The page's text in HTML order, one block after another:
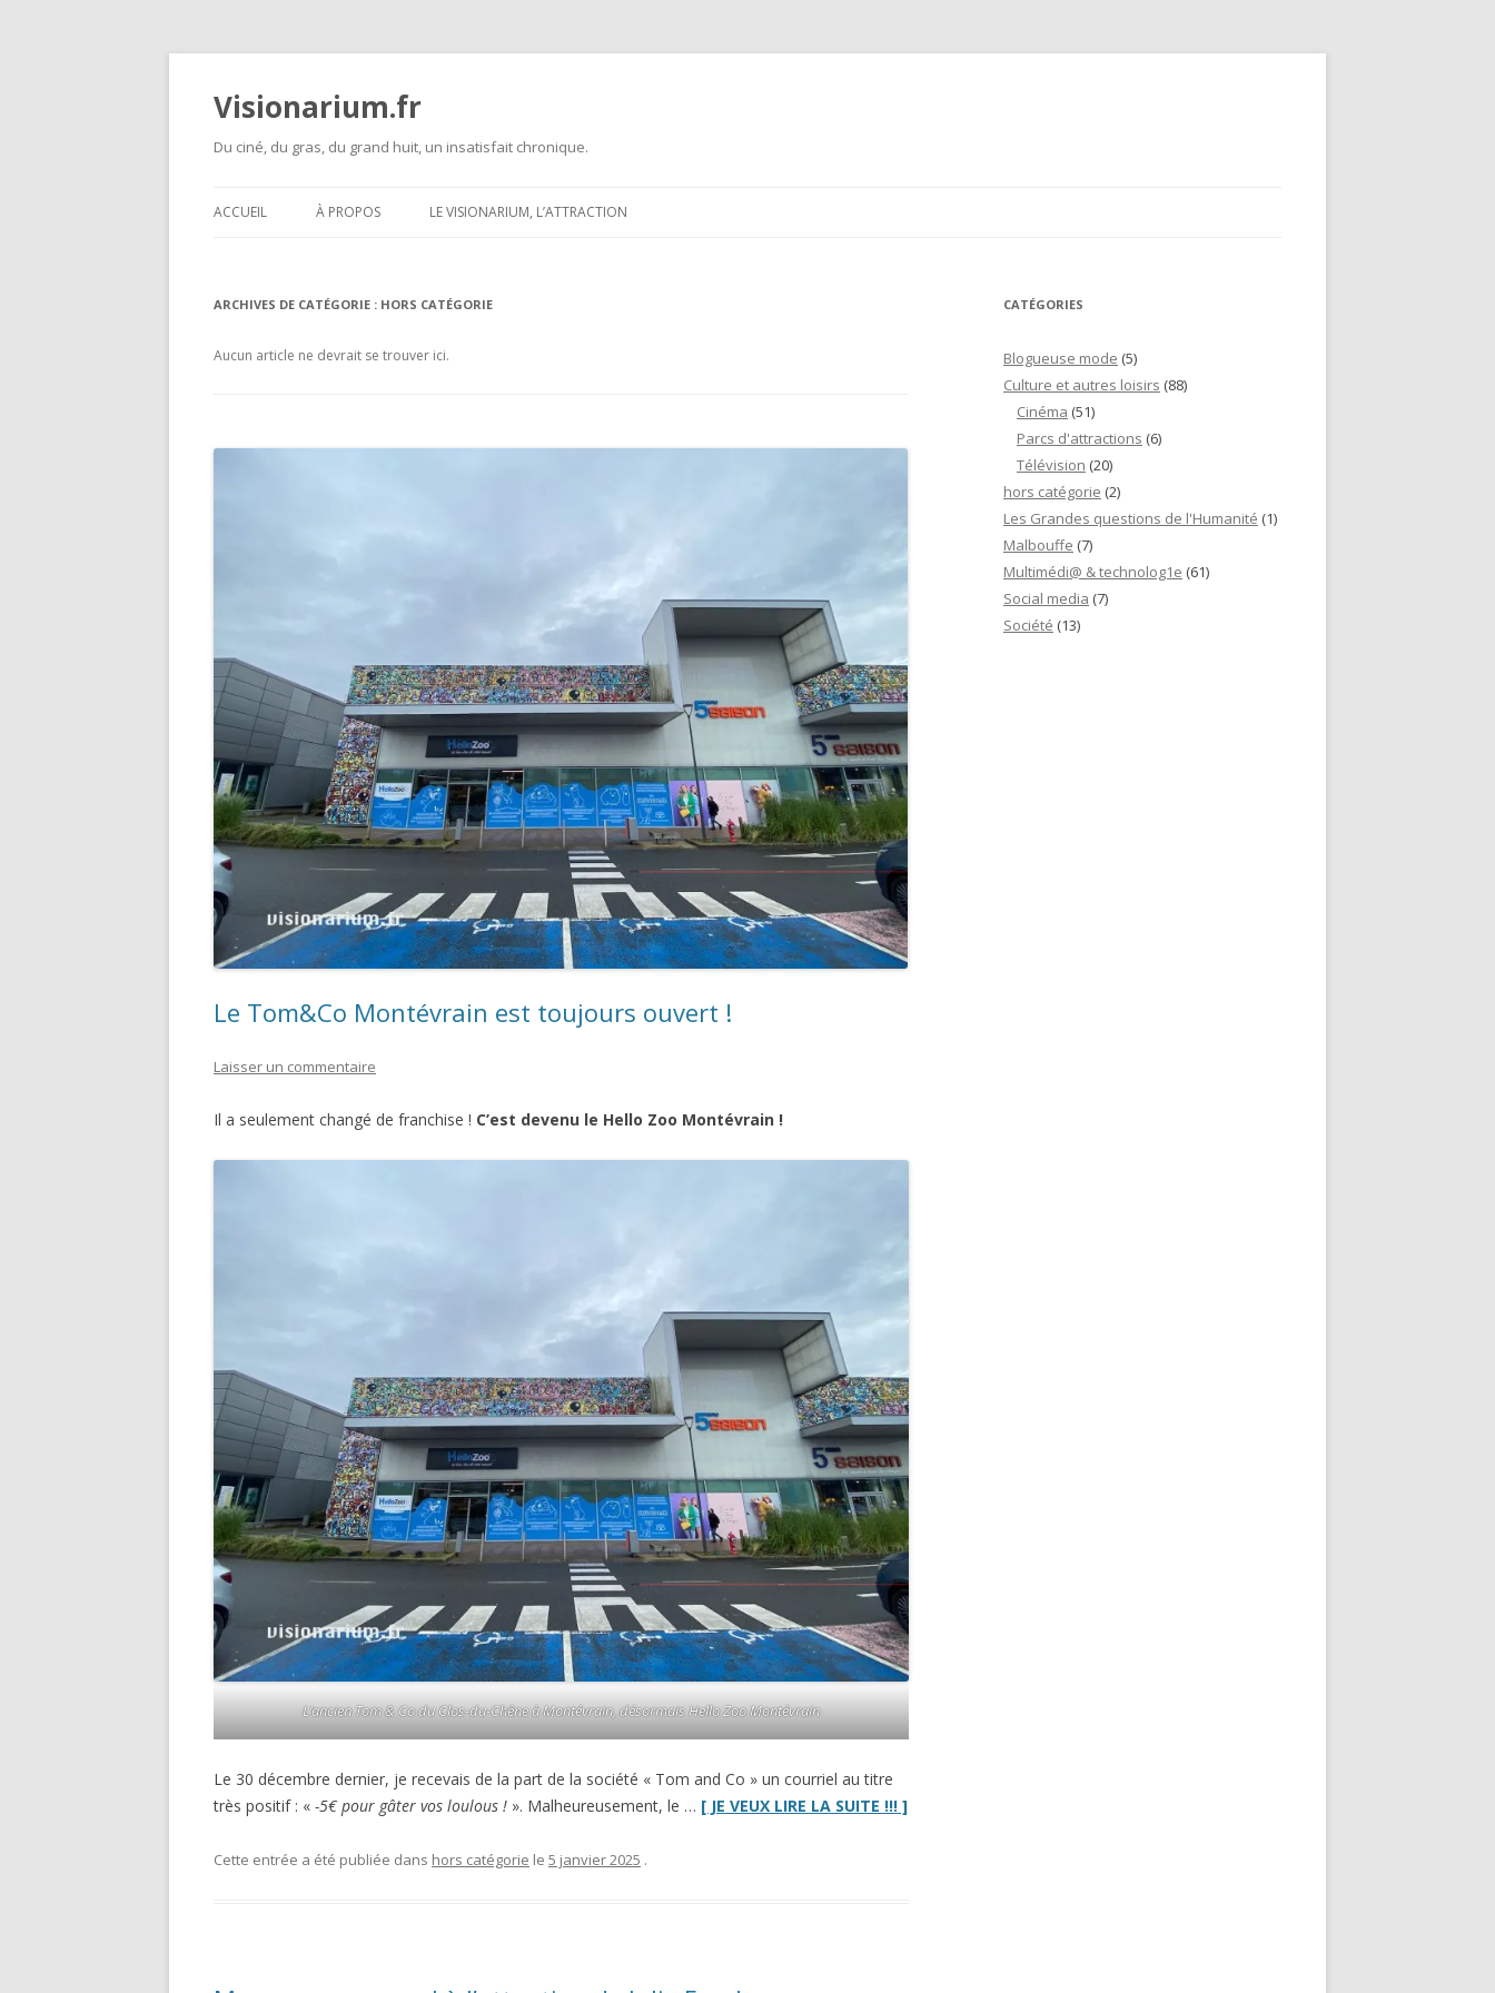
Visionarium.fr
Du ciné, du gras, du grand huit, un insatisfait chronique.
ACCUEIL À PROPOS LE VISIONARIUM, L’ATTRACTION
ARCHIVES DE CATÉGORIE : HORS CATÉGORIE
Aucun article ne devrait se trouver ici.
Le Tom&Co Montévrain est toujours ouvert !
Laisser un commentaire
Il a seulement changé de franchise ! C’est devenu le Hello Zoo Montévrain !
L’ancien Tom & Co du Clos-du-Chêne à Montévrain, désormais Hello Zoo Montévrain
Le 30 décembre dernier, je recevais de la part de la société « Tom and Co » un courriel au titre
très positif : « -5€ pour gâter vos loulous ! ». Malheureusement, le … [ JE VEUX LIRE LA SUITE !!! ]“Le
Cette entrée a été publiée dans hors catégorie le 5 janvier 2025 .
CATÉGORIES
Blogueuse mode (5)
Culture et autres loisirs (88)
Cinéma (51)
Parcs d'attractions (6)
Télévision (20)
hors catégorie (2)
Les Grandes questions de l'Humanité (1)
Malbouffe (7)
Multimédi@ & technolog1e (61)
Social media (7)
Société (13)